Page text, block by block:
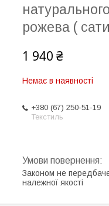
рожева (
1 940 ₴
Немає в наявності
+380 (67) 250-51-19
Текстиль
Законом не
належної якості